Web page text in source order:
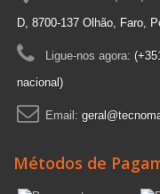
D, 8700-137 Olhão, Faro,
Ligue-nos agora:
nacional)
Email:
Métodos de